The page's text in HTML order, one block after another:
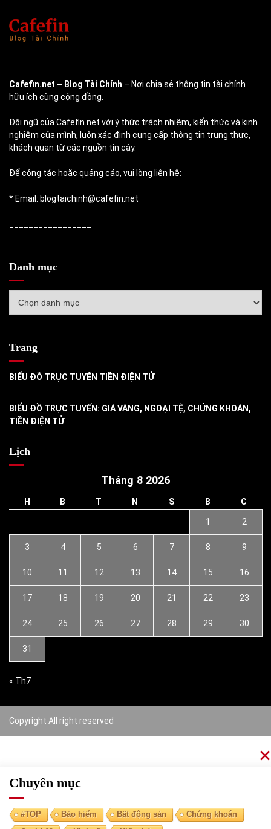
Cafefin.net – Blog Tài Chính – Nơi chia sẻ thông tin tài chính
hữu ích cùng cộng đồng.
Đội ngũ của Cafefin.net với ý thức trách nhiệm, kiến thức và kinh
nghiệm của mình, luôn xác định cung cấp thông tin trung thực,
khách quan từ các nguồn tin cậy.
Để cộng tác hoặc quảng cáo, vui lòng liên hệ:
* Email: blogtaichinh@cafefin.net
Danh mục
mục
Trang
BIỂU ĐỒ TRỰC TUYẾN TIỀN ĐIỆN TỬ
BIỂU ĐỒ TRỰC TUYẾN: GIÁ VÀNG, NGOẠI TỆ, CHỨNG KHOÁN,
TIỀN ĐIỆN TỬ
Lịch
Tháng 8 2026
H B T N S B C
1 2
3 4 5 6 7 8 9
10 11 12 13 14 15 16
17 18 19 20 21 22 23
24 25 26 27 28 29 30
31
« Th7
Copyright All right reserved
Chuyên mục
#TOP Bảo hiểm Bất động sản
Chứng khoán